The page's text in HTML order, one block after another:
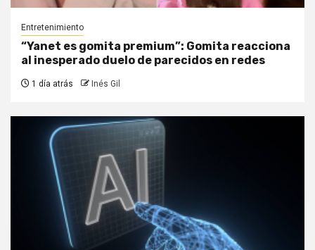
Entretenimiento
“Yanet es gomita premium”: Gomita reacciona
al inesperado duelo de parecidos en redes
1 día atrás Inés Gil